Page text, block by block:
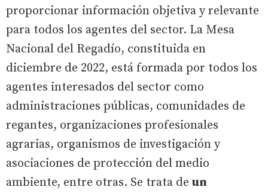
proporcionar información objetiva y relevante
para todos los agentes del sector. La Mesa
Nacional del Regadío, constituida en
diciembre de 2022, está formada por todos los
agentes interesados del sector como
administraciones públicas, comunidades de
regantes, organizaciones profesionales
agrarias, organismos de investigación y
asociaciones de protección del medio
ambiente, entre otras. Se trata de un